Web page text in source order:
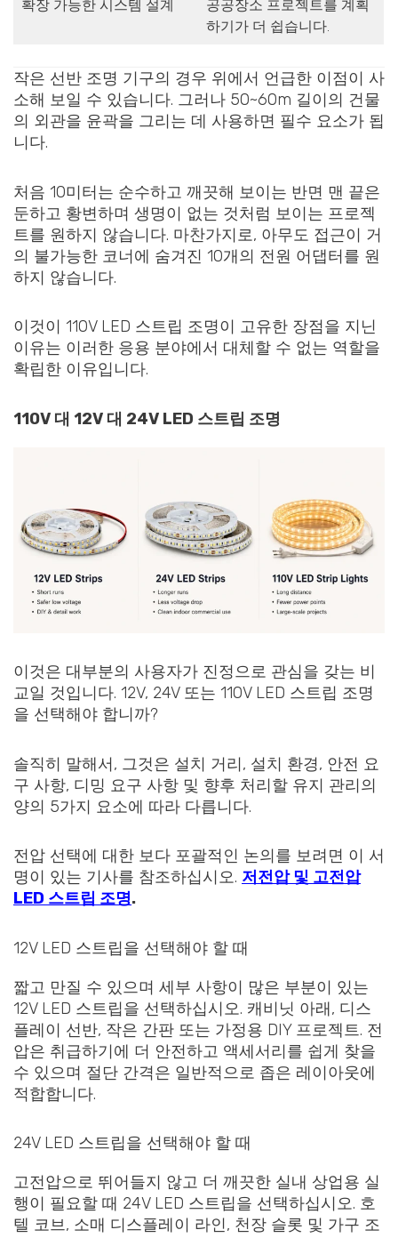
확장 가능한 시스템 설계
공공장소 프로젝트를 계획
하기가 더 쉽습니다.
작은 선반 조명 기구의 경우 위에서 언급한 이점이 사
소해 보일 수 있습니다. 그러나 50~60m 길이의 건물
의 외관을 윤곽을 그리는 데 사용하면 필수 요소가 됩
니다.
처음 10미터는 순수하고 깨끗해 보이는 반면 맨 끝은
둔하고 황변하며 생명이 없는 것처럼 보이는 프로젝
트를 원하지 않습니다. 마찬가지로, 아무도 접근이 거
의 불가능한 코너에 숨겨진 10개의 전원 어댑터를 원
하지 않습니다.
이것이 110V LED 스트립 조명이 고유한 장점을 지닌
이유는 이러한 응용 분야에서 대체할 수 없는 역할을
확립한 이유입니다.
110V 대 12V 대 24V LED 스트립 조명
이것은 대부분의 사용자가 진정으로 관심을 갖는 비
교일 것입니다. 12V, 24V 또는 110V LED 스트립 조명
을 선택해야 합니까?
솔직히 말해서, 그것은 설치 거리, 설치 환경, 안전 요
구 사항, 디밍 요구 사항 및 향후 처리할 유지 관리의
양의 5가지 요소에 따라 다릅니다.
전압 선택에 대한 보다 포괄적인 논의를 보려면 이 서
명이 있는 기사를 참조하십시오. 저전압 및 고전압
LED 스트립 조명.
12V LED 스트립을 선택해야 할 때
짧고 만질 수 있으며 세부 사항이 많은 부분이 있는
12V LED 스트립을 선택하십시오. 캐비닛 아래, 디스
플레이 선반, 작은 간판 또는 가정용 DIY 프로젝트. 전
압은 취급하기에 더 안전하고 액세서리를 쉽게 찾을
수 있으며 절단 간격은 일반적으로 좁은 레이아웃에
적합합니다.
24V LED 스트립을 선택해야 할 때
고전압으로 뛰어들지 않고 더 깨끗한 실내 상업용 실
행이 필요할 때 24V LED 스트립을 선택하십시오. 호
텔 코브, 소매 디스플레이 라인, 천장 슬롯 및 가구 조